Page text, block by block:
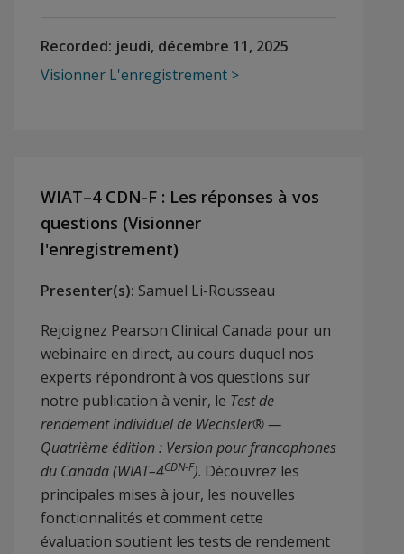
Recorded: jeudi, décembre 11, 2025
Visionner L'enregistrement
WIAT–4 CDN-F : Les réponses à vos
questions (Visionner
l'enregistrement)
Presenter(s): Samuel Li-Rousseau
Rejoignez Pearson Clinical Canada pour un
webinaire en direct, au cours duquel nos
experts répondront à vos questions sur
notre publication à venir, le Test de
rendement individuel de Wechsler® —
Quatrième édition : Version pour francophones
du Canada (WIAT–4CDN-F). Découvrez les
principales mises à jour, les nouvelles
fonctionnalités et comment cette
évaluation soutient les tests de rendement